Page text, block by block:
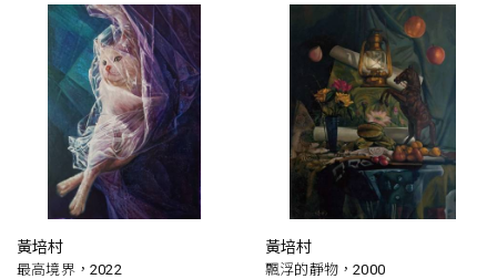
黃培村
最高境界，2022
黃培村
飄浮的靜物，2000